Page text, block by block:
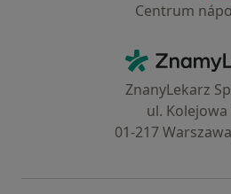
Centrum
ZnanyLekarz
ul. Kolejowa
01-217